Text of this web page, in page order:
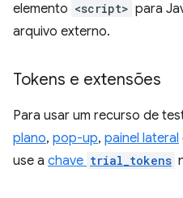
elemento <script> para
arquivo externo.
Tokens e extensões
Para usar um recurso de
plano, pop-up, painel lateral
use a chave trial_tokens